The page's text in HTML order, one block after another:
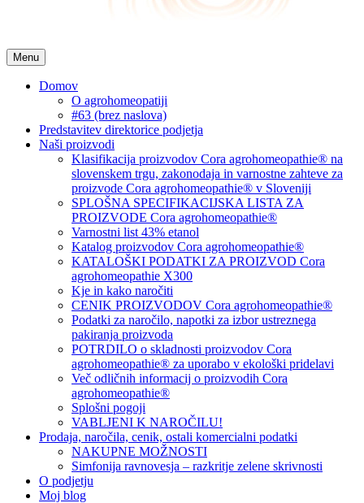
Menu
Domov
O agrohomeopatiji
#63 (brez naslova)
Predstavitev direktorice podjetja
Naši proizvodi
Klasifikacija proizvodov Cora agrohomeopathie® na
slovenskem trgu, zakonodaja in varnostne zahteve za
proizvode Cora agrohomeopathie® v Sloveniji
SPLOŠNA SPECIFIKACIJSKA LISTA ZA
PROIZVODE Cora agrohomeopathie®
Varnostni list 43% etanol
Katalog proizvodov Cora agrohomeopathie®
KATALOŠKI PODATKI ZA PROIZVOD Cora
agrohomeopathie X300
Kje in kako naročiti
CENIK PROIZVODOV Cora agrohomeopathie®
Podatki za naročilo, napotki za izbor ustreznega
pakiranja proizvoda
POTRDILO o skladnosti proizvodov Cora
agrohomeopathie® za uporabo v ekološki pridelavi
Več odličnih informacij o proizvodih Cora
agrohomeopathie®
Splošni pogoji
VABLJENI K NAROČILU!
Prodaja, naročila, cenik, ostali komercialni podatki
NAKUPNE MOŽNOSTI
Simfonija ravnovesja – razkritje zelene skrivnosti
O podjetju
Moj blog